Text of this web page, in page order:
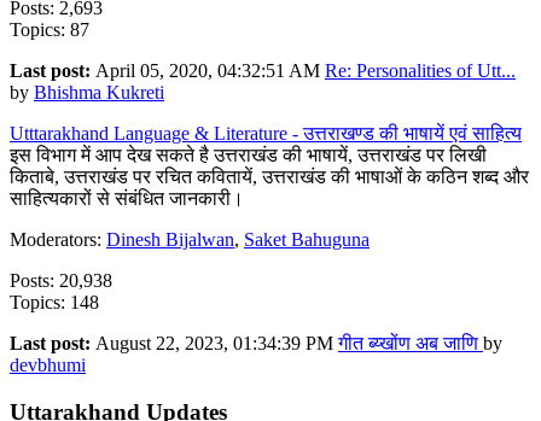
Posts: 2,693
Topics: 87
Last post: April 05, 2020, 04:32:51 AM Re: Personalities of Utt...
by Bhishma Kukreti
Utttarakhand Language & Literature - उत्तराखण्ड की भाषायें एवं साहित्य
इस विभाग में आप देख सकते है उत्तराखंड की भाषायें, उत्तराखंड पर लिखी
किताबे, उत्तराखंड पर रचित कवितायें, उत्तराखंड की भाषाओं के कठिन शब्द और
साहित्यकारों से संबंधित जानकारी।
Moderators: Dinesh Bijalwan, Saket Bahuguna
Posts: 20,938
Topics: 148
Last post: August 22, 2023, 01:34:39 PMगीत ब्य्खोंण अब जाणि by
devbhumi
Uttarakhand Updates